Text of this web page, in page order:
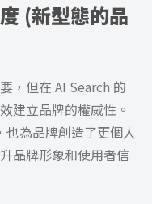
(新型態的品
，但在 AI Search 的
建立品牌的權威性。
也為品牌創造了更個人
品牌形象和使用者信